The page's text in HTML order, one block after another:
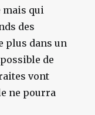
mais qui
des
plus dans un
de
vont
ne pourra